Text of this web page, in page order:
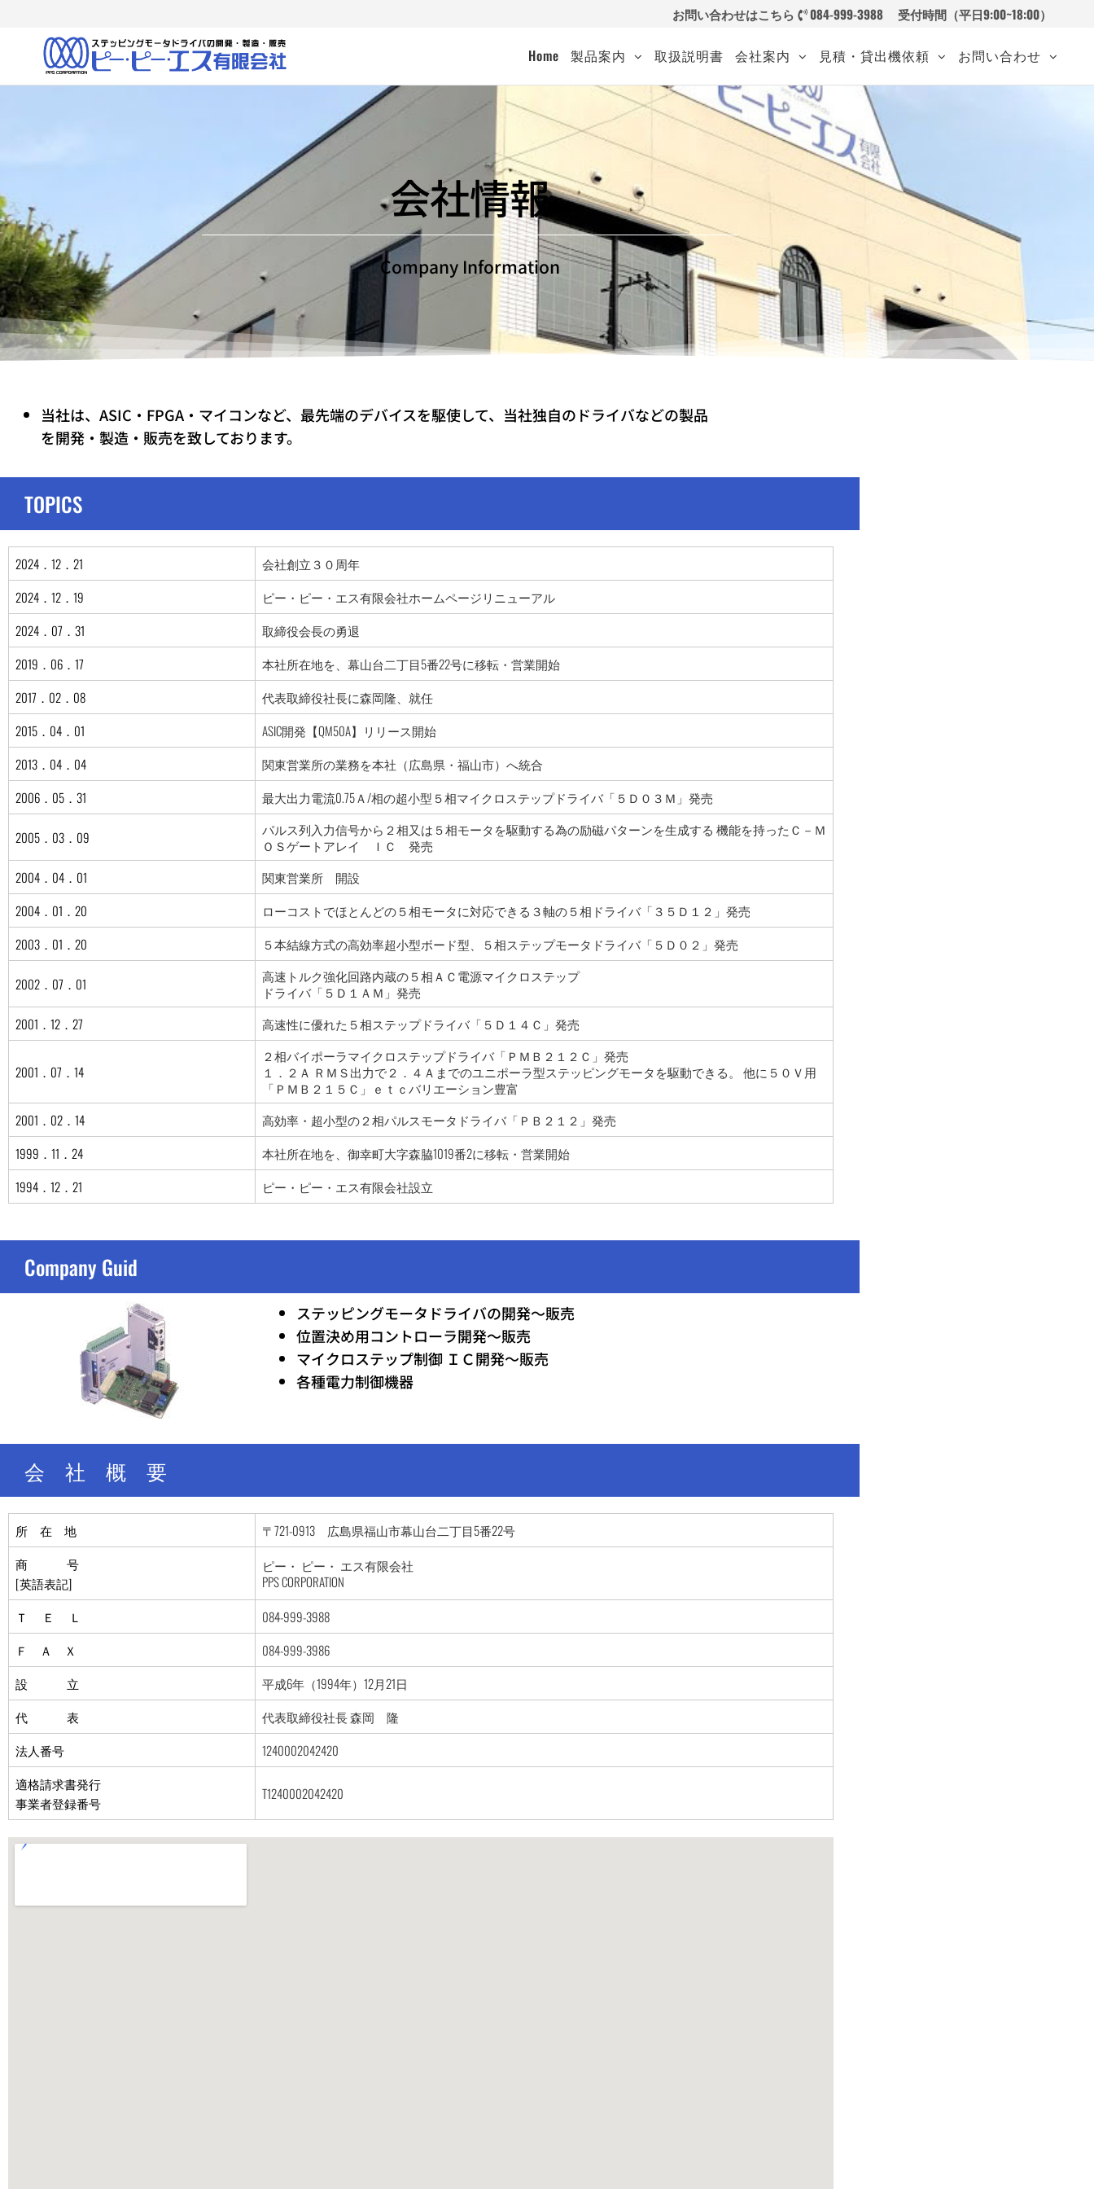
お問い合わせはこちら 084-999-3988 受付時間（平日9:00~18:00）
ー・
ー・
（有）
は、
FPGA・
マイコ
ンな
デバイ
使し
のドラ
イバな
どの製
品を
販売を
致して
Home 製品案内 取扱説明書 会社案内 見積・貸出機依頼 お問い合わせ
会社情報
Company Information
当社は、ASIC・FPGA・マイコンなど、最先端のデバイスを駆使して、当社独自のドライバなどの製品
を開発・製造・販売を致しております。
TOPICS
2024．12．21
会社創立３０周年
2024．12．19
ピー・ピー・エス有限会社ホームページリニューアル
2024．07．31
取締役会長の勇退
2019．06．17
本社所在地を、幕山台二丁目5番22号に移転・営業開始
2017．02．08
代表取締役社長に森岡隆、就任
2015．04．01
ASIC開発【QM50A】リリース開始
2013．04．04
関東営業所の業務を本社（広島県・福山市）へ統合
2006．05．31
最大出力電流0.75Ａ/相の超小型５相マイクロステップドライバ「５Ｄ０３Ｍ」発売
2005．03．09
パルス列入力信号から２相又は５相モータを駆動する為の励磁パターンを生成する 機能を持ったＣ－Ｍ
ＯＳゲートアレイ ＩＣ 発売
2004．04．01
関東営業所 開設
2004．01．20
ローコストでほとんどの５相モータに対応できる３軸の５相ドライバ「３５Ｄ１２」発売
2003．01．20
５本結線方式の高効率超小型ボード型、５相ステップモータドライバ「５Ｄ０２」発売
2002．07．01
高速トルク強化回路内蔵の５相ＡＣ電源マイクロステップ
ドライバ「５Ｄ１ＡＭ」発売
2001．12．27
高速性に優れた５相ステップドライバ「５Ｄ１４Ｃ」発売
2001．07．14
２相バイポーラマイクロステップドライバ「ＰＭＢ２１２Ｃ」発売
１．２Ａ ＲＭＳ出力で２．４Ａまでのユニポーラ型ステッピングモータを駆動できる。 他に５０Ｖ用
「ＰＭＢ２１５Ｃ」ｅｔｃバリエーション豊富
2001．02．14
高効率・超小型の２相パルスモータドライバ「ＰＢ２１２」発売
1999．11．24
本社所在地を、御幸町大字森脇1019番2に移転・営業開始
1994．12．21
ピー・ピー・エス有限会社設立
Company Guid
ステッピングモータドライバの開発～販売
位置決め用コントローラ開発～販売
マイクロステップ制御 ＩＣ開発～販売
各種電力制御機器
会 社 概 要
所 在 地
〒721-0913 広島県福山市幕山台二丁目5番22号
商 号
[英語表記]
ピー・ ピー・ エス有限会社
PPS CORPORATION
Ｔ Ｅ Ｌ
084-999-3988
Ｆ Ａ Ｘ
084-999-3986
設 立
平成6年（1994年）12月21日
代 表
代表取締役社長 森岡 隆
法人番号
1240002042420
適格請求書発行
事業者登録番号
T1240002042420